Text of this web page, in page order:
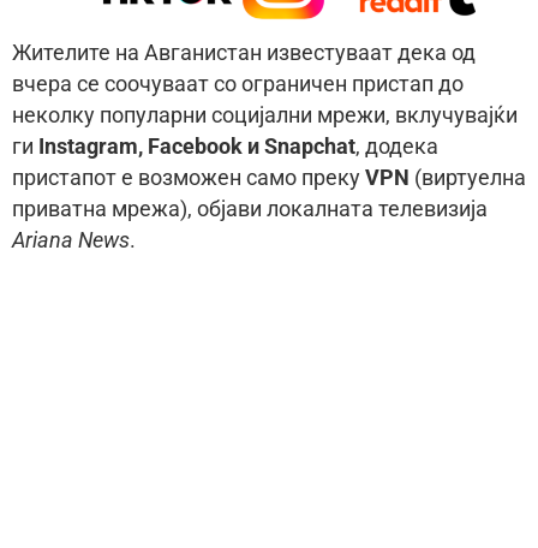
Жителите на Авганистан известуваат дека од
вчера се соочуваат со ограничен пристап до
неколку популарни социјални мрежи, вклучувајќи
ги Instagram, Facebook и Snapchat, додека
пристапот е возможен само преку VPN (виртуелна
приватна мрежа), објави локалната телевизија
Ariana News.